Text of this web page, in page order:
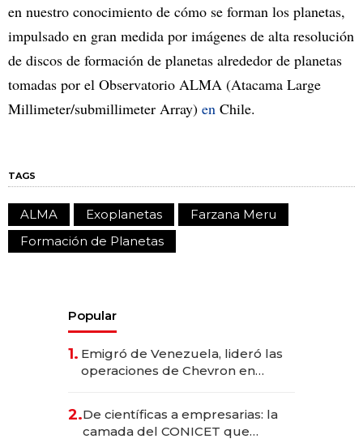
en nuestro conocimiento de cómo se forman los planetas,
impulsado en gran medida por imágenes de alta resolución
de discos de formación de planetas alrededor de planetas
tomadas por el Observatorio ALMA (Atacama Large
Millimeter/submillimeter Array) en Chile.
TAGS
ALMA Exoplanetas
Farzana Meru
Formación de Planetas
Popular
1. Emigró de Venezuela, lideró las
operaciones de Chevron en
2.De científicas a empresarias: la
camada del CONICET que